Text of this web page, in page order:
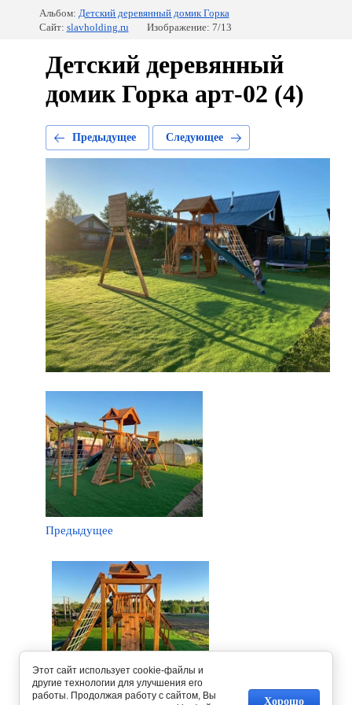
Альбом: Детский деревянный домик Горка
Сайт: slavholding.ru Изображение: 7/13
Детский деревянный
домик Горка арт-02 (4)
Предыдущее Следующее
Предыдущее
Следующее
Этот сайт использует cookie-файлы и
другие технологии для улучшения его
работы. Продолжая работу с сайтом, Вы
Хорошо